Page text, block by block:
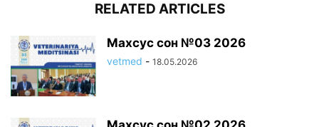
RELATED ARTICLES
Махсус сон №03 2026
vetmed - 18.05.2026